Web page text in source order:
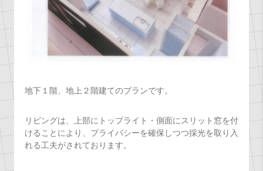
地下１階、地上２階建てのプランです。
リビングは、上部にトップライト・側面にスリット窓を付
けることにより、プライバシーを確保しつつ採光を取り入
れる工夫がされております。